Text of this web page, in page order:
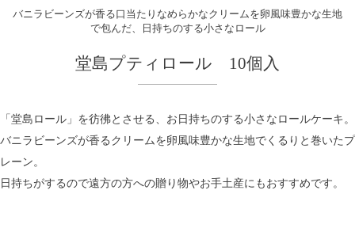
バニラビーンズが香る口当たりなめらかなクリームを卵風味豊かな生地
で包んだ、日持ちのする小さなロール
堂島プティロール 10個入
「堂島ロール」を彷彿とさせる、お日持ちのする小さなロールケーキ。
バニラビーンズが香るクリームを卵風味豊かな生地でくるりと巻いたプ
レーン。
日持ちがするので遠方の方への贈り物やお手土産にもおすすめです。